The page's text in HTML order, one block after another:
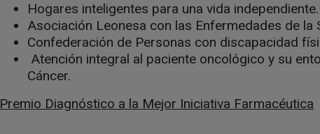
Hogares inteligentes para una vida
Asociación Leonesa con las Enfermedades de la
Confederación de Personas con discapacidad
Atención integral al paciente oncológico y su
Cáncer.
Premio Diagnóstico a la Mejor Iniciativa Farmacéutica